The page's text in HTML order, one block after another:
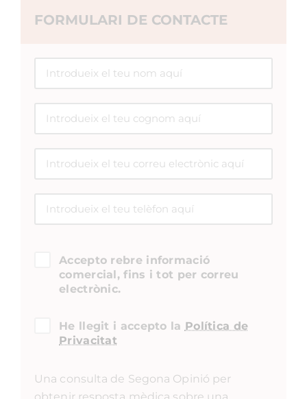
FORMULARI DE CONTACTE
Accepto rebre informació
comercial, fins i tot per correu
electrònic.
He llegit i accepto la Política de
Privacitat
Una consulta de Segona Opinió per